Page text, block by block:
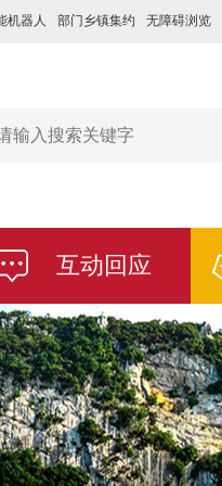
机器人 部门乡镇集约 无障碍浏览
互动回应